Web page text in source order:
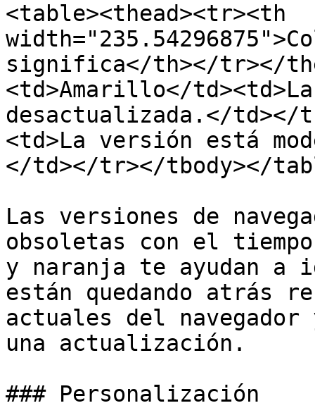
<table><thead><tr><th
significa</th></tr></
<td>Amarillo</
desactualizada.</td></
<td>La versión está
</td></tr></tbody></
Las versiones de
obsoletas con el
y naranja te ayudan
están quedando atrás
actuales del
una actualización.
### Personalización